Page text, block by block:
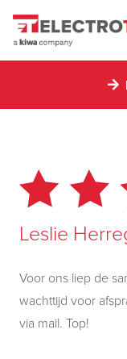
Leslie
Voor ons liep de
wachttijd voor
via mail. Top!